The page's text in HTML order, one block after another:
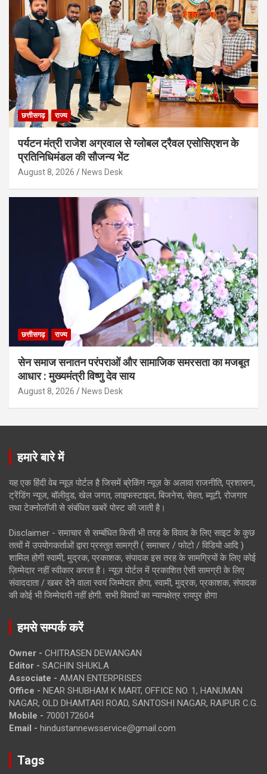
छत्तीसगढ़ राज्य
पर्यटन मंत्री राजेश अग्रवाल से ग्लोबल ट्रैवल एसोसिएशन के
प्रतिनिधिमंडल की सौजन्य भेंट
August 8, 2026 News Desk
छत्तीसगढ़ राज्य
सेन समाज सनातन परंपराओं और सामाजिक समरसता का मजबूत
आधार : मुख्यमंत्री विष्णु देव साय
August 8, 2026 News Desk
हमारे बारे में
यह एक हिंदी वेब न्यूज़ पोर्टल है जिसमें ब्रेकिंग न्यूज़ के अलावा राजनीति, प्रशासन,
ट्रेंडिंग न्यूज, बॉलीवुड, खेल जगत, लाइफस्टाइल, बिजनेस, सेहत, ब्यूटी, रोजगार
तथा टेक्नोलॉजी से संबंधित खबरें पोस्ट की जाती है।
Disclaimer - समाचार से सम्बंधित किसी भी तरह के विवाद के लिए साइट के कुछ
तत्वों में उपयोगकर्ताओं द्वारा प्रस्तुत सामग्री ( समाचार / फोटो / विडियो आदि )
शामिल होगी स्वामी, मुद्रक, प्रकाशक, संपादक इस तरह के सामग्रियों के लिए कोई
ज़िम्मेदार नहीं स्वीकार करता है। न्यूज़ पोर्टल में प्रकाशित ऐसी सामग्री के लिए
संवाददाता / खबर देने वाला स्वयं जिम्मेदार होगा, स्वामी, मुद्रक, प्रकाशक, संपादक
की कोई भी जिम्मेदारी नहीं होगी. सभी विवादों का न्यायक्षेत्र रायपुर होगा
हमसे सम्पर्क करें
Owner - CHITRASEN DEWANGAN
Editor - SACHIN SHUKLA
Associate - AMAN ENTERPRISES
Office - NEAR SHUBHAM K MART, OFFICE NO. 1, HANUMAN
NAGAR, OLD DHAMTARI ROAD, SANTOSHI NAGAR, RAIPUR C.G.
Mobile - 7000172604
Email - hindustannewsservice@gmail.com
Tags